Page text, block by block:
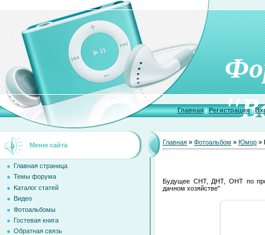
Главная|Регистрация|
Меню сайта
Главная страница
Темы форума
Каталог статей
Видео
Фотоальбомы
Гостевая книга
Обратная связь
Главная » Фотоальбом » Юмор »
Будущее СНТ, ДНТ, ОНТ по
дачном хозяйстве"